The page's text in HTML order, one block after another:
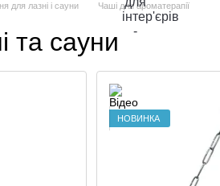
для лазні і сауни Чаші для ароматерапії
та сауни
НОВИНКА